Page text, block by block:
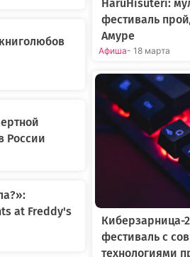
России
at Freddy's
HaruHisuteri:
фестиваль
Амуре
Афиша- 18 марта
Киберзарница-
фестиваль с
технологиями